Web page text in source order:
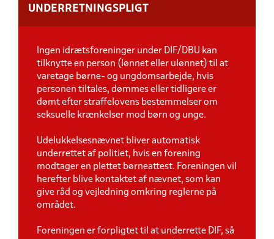
UNDERRETNINGSPLIGT
Ingen idrætsforeninger under DIF/DBU kan
tilknytte en person (lønnet eller ulønnet) til at
varetage børne- og ungdomsarbejde, hvis
personen tiltales, dømmes eller tidligere er
dømt efter straffelovens bestemmelser om
seksuelle krænkelser mod børn og unge.
Udelukkelsesnævnet bliver automatisk
underrettet af politiet, hvis en forening
modtager en plettet børneattest. Foreningen vil
herefter blive kontaktet af nævnet, som kan
give råd og vejledning omkring reglerne på
området.
Foreningen er forpligtet til at underrette DIF, så